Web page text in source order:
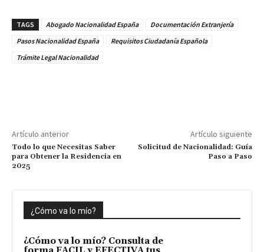
TAGS Abogado Nacionalidad España
Documentación Extranjería
Pasos Nacionalidad España
Requisitos Ciudadanía Española
Trámite Legal Nacionalidad
Artículo anterior
Todo lo que Necesitas Saber
para Obtener la Residencia en
2025
Artículo siguiente
Solicitud de Nacionalidad: Guía
Paso a Paso
¿Cómo va lo mío?
¿Cómo va lo mío? Consulta de